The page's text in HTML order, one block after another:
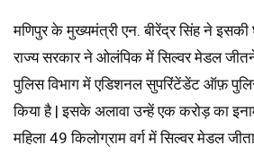
मणिपुर के मुख्यमंत्री एन. बीरेंद्र सिंह ने
राज्य सरकार ने ओलंपिक में सिल्वर मेडल जीतने
पुलिस विभाग में एडिशनल सुपरिंटेंडेंट ऑफ़
किया है | इसके अलावा उन्हें एक करोड़ का इनाम
महिला 49 किलोग्राम वर्ग में सिल्वर मेडल